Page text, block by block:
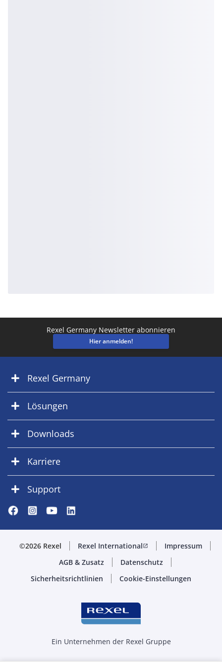
Rexel Germany Newsletter abonnieren
Hier anmelden!
Rexel Germany
Lösungen
Downloads
Karriere
Support
©2026 Rexel Rexel Internationalopen_in_new
Impressum
AGB & Zusatz
Datenschutz
Sicherheitsrichtlinien
Cookie-Einstellungen
Ein Unternehmen der Rexel Gruppe